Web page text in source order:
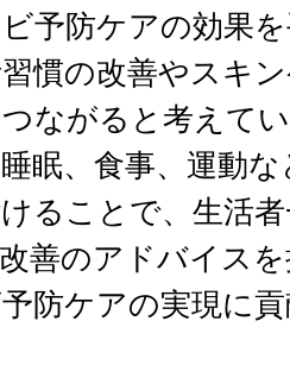
予防ケアの効果
慣の改善やスキ
ながると考えて
眠、食事、運動
ることで、生活
善のアドバイス
防ケアの実現に